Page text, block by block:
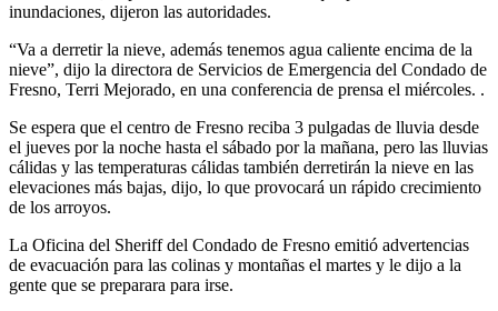
inundaciones, dijeron las autoridades.
“Va a derretir la nieve, además tenemos agua caliente encima de la
nieve”, dijo la directora de Servicios de Emergencia del Condado de
Fresno, Terri Mejorado, en una conferencia de prensa el miércoles. .
Se espera que el centro de Fresno reciba 3 pulgadas de lluvia desde
el jueves por la noche hasta el sábado por la mañana, pero las lluvias
cálidas y las temperaturas cálidas también derretirán la nieve en las
elevaciones más bajas, dijo, lo que provocará un rápido crecimiento
de los arroyos.
La Oficina del Sheriff del Condado de Fresno emitió advertencias
de evacuación para las colinas y montañas el martes y le dijo a la
gente que se preparara para irse.